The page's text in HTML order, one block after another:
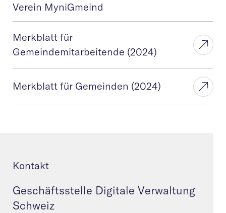
Verein MyniGmeind
Merkblatt für
Gemeindemitarbeitende (2024)
Merkblatt für Gemeinden (2024)
Kontakt
Geschäftsstelle Digitale Verwaltung
Schweiz